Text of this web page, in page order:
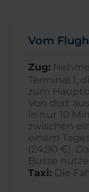
Vom
Zug:
Terminal 1,
zum
Von dort
in nur 10
zwischen
einem
(24,90 €).
Busse
Taxi: Die